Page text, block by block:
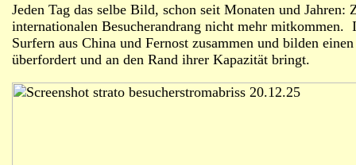
Jeden Tag das selbe Bild, schon seit Monaten und
internationalen Besucherandrang nicht mehr
Surfern aus China und Fernost zusammen und bilden
überfordert und an den Rand ihrer Kapazität bringt.